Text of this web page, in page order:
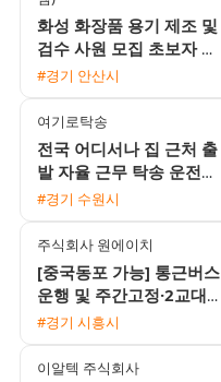
화성 화장품 용기 제조 및
검수 사원 모집 초보자 환
영 및 풍부한 수당 혜택
#경기 안산시
여기로탁송
전국 어디서나 집 근처 출
발 자율 근무 탁송 운전기
사 모집 초보 및 외국인
#경기 수원시
주식회사 원에이치
[중국동포 가능] 통근버스
운행 및 주간고정·2교대
맞춤 일자리 채용
#경기 시흥시
이알텍 주식회사